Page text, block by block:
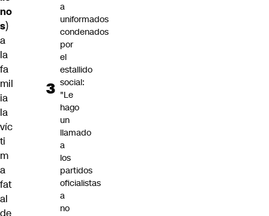
no
s)
a
la
fa
mil
ia
la
víc
ti
m
a
fat
al
a
uniformados
condenados
por
el
estallido
social:
"Le
hago
un
llamado
a
los
partidos
oficialistas
a
no